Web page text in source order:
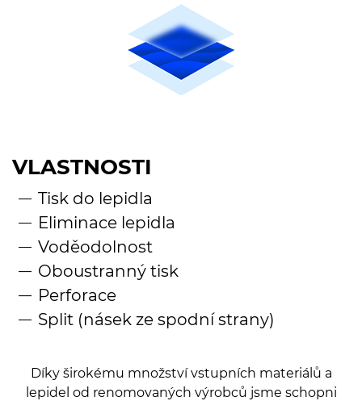
VLASTNOSTI
Tisk do lepidla
Eliminace lepidla
Voděodolnost
Oboustranný tisk
Perforace
Split (násek ze spodní strany)
Díky širokému množství vstupních materiálů a
lepidel od renomovaných výrobců jsme schopni